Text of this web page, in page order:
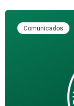
Comunicados